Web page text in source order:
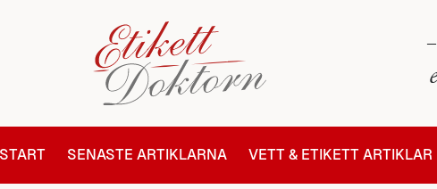
START SENASTE ARTIKLARNA VETT & ETIKETT ARTIKLAR